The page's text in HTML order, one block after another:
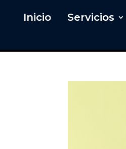
Inicio Servicios